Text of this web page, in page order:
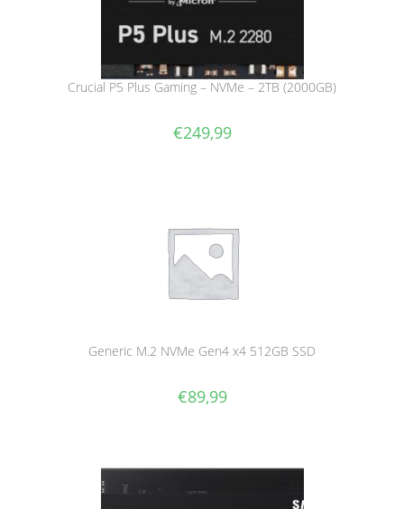
Crucial P5 Plus Gaming – NVMe – 2TB (2000GB)
€249,99
Generic M.2 NVMe Gen4 x4 512GB SSD
€89,99